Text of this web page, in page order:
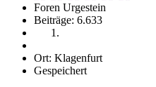
Foren Urgestein
Beiträge: 6.633
Ort: Klagenfurt
Gespeichert